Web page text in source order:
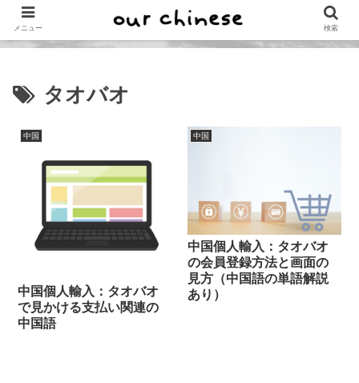
タオバオ
中国
中国個人輸入：タオバオ
で見かける支払い関連の
中国語
中国
中国個人輸入：タオバオ
の会員登録方法と画面の
見方（中国語の単語解説
あり）
メニュー 検索